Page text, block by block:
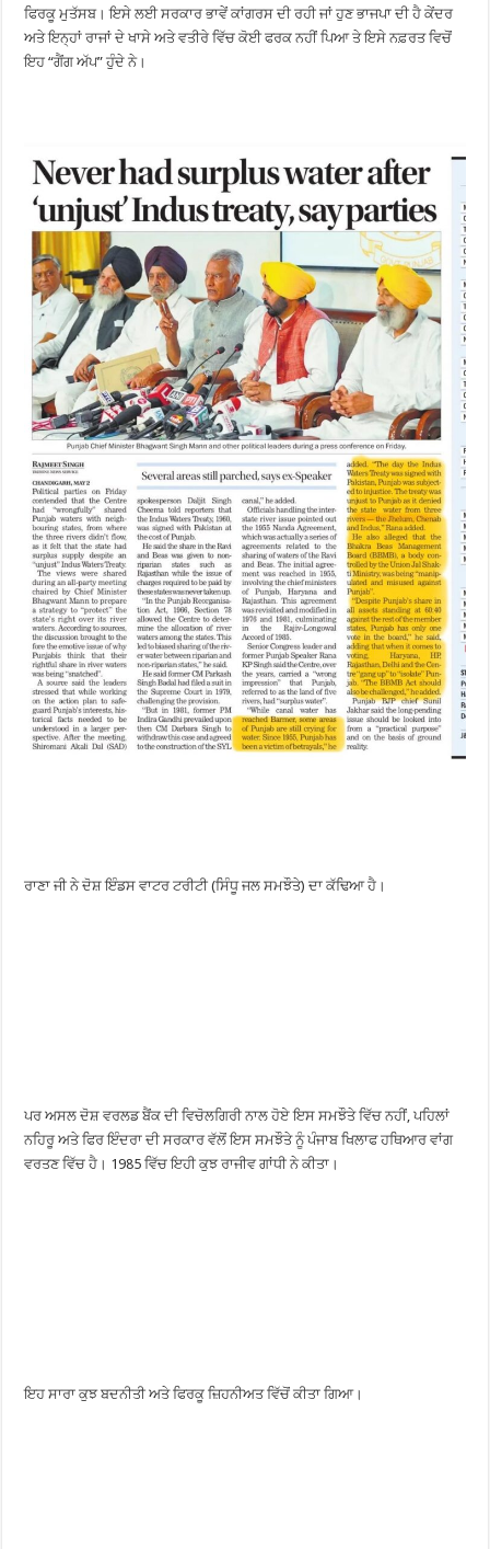
ਫਿਰਕੂ ਮੁਤੱਸਬ। ਇਸੇ ਲਈ ਸਰਕਾਰ ਭਾਵੇਂ ਕਾਂਗਰਸ ਦੀ ਰਹੀ ਜਾਂ ਹੁਣ ਭਾਜਪਾ ਦੀ ਹੈ ਕੇਂਦਰ
ਅਤੇ ਇਨ੍ਹਾਂ ਰਾਜਾਂ ਦੇ ਖਾਸੇ ਅਤੇ ਵਤੀਰੇ ਵਿੱਚ ਕੋਈ ਫਰਕ ਨਹੀਂ ਪਿਆ ਤੇ ਇਸੇ ਨਫ਼ਰਤ ਵਿਚੋਂ
ਇਹ “ਗੈਂਗ ਅੱਪ” ਹੁੰਦੇ ਨੇ।
ਰਾਣਾ ਜੀ ਨੇ ਦੋਸ਼ ਇੰਡਸ ਵਾਟਰ ਟਰੀਟੀ (ਸਿੰਧੂ ਜਲ ਸਮਝੌਤੇ) ਦਾ ਕੱਢਿਆ ਹੈ।
ਪਰ ਅਸਲ ਦੋਸ਼ ਵਰਲਡ ਬੈਂਕ ਦੀ ਵਿਚੋਲਗਿਰੀ ਨਾਲ ਹੋਏ ਇਸ ਸਮਝੌਤੇ ਵਿੱਚ ਨਹੀਂ, ਪਹਿਲਾਂ
ਨਹਿਰੂ ਅਤੇ ਫਿਰ ਇੰਦਰਾ ਦੀ ਸਰਕਾਰ ਵੱਲੋਂ ਇਸ ਸਮਝੌਤੇ ਨੂੰ ਪੰਜਾਬ ਖਿਲਾਫ ਹਥਿਆਰ ਵਾਂਗ
ਵਰਤਣ ਵਿੱਚ ਹੈ। 1985 ਵਿੱਚ ਇਹੀ ਕੁਝ ਰਾਜੀਵ ਗਾਂਧੀ ਨੇ ਕੀਤਾ।
ਇਹ ਸਾਰਾ ਕੁਝ ਬਦਨੀਤੀ ਅਤੇ ਫਿਰਕੂ ਜ਼ਿਹਨੀਅਤ ਵਿੱਚੋਂ ਕੀਤਾ ਗਿਆ।